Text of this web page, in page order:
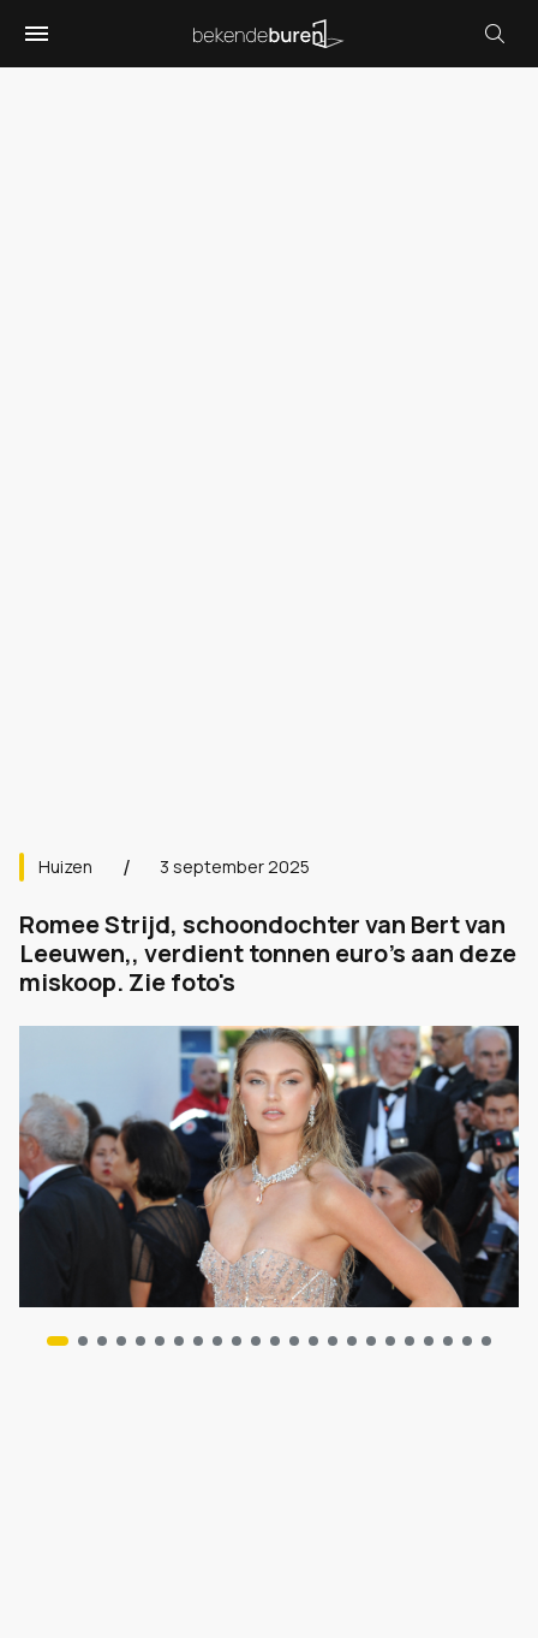
Huizen 3 september 2025
Romee Strijd, schoondochter van Bert van
Leeuwen,, verdient tonnen euro's aan deze
miskoop. Zie foto's